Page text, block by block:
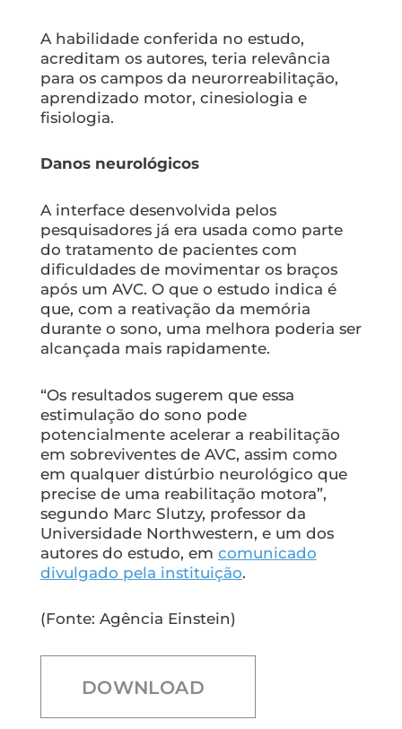
A habilidade conferida no estudo,
acreditam os autores, teria relevância
para os campos da neurorreabilitação,
aprendizado motor, cinesiologia e
fisiologia.
Danos neurológicos
A interface desenvolvida pelos
pesquisadores já era usada como parte
do tratamento de pacientes com
dificuldades de movimentar os braços
após um AVC. O que o estudo indica é
que, com a reativação da memória
durante o sono, uma melhora poderia ser
alcançada mais rapidamente.
“Os resultados sugerem que essa
estimulação do sono pode
potencialmente acelerar a reabilitação
em sobreviventes de AVC, assim como
em qualquer distúrbio neurológico que
precise de uma reabilitação motora”,
segundo Marc Slutzy, professor da
Universidade Northwestern, e um dos
autores do estudo, em comunicado
divulgado pela instituição.
(Fonte: Agência Einstein)
DOWNLOAD